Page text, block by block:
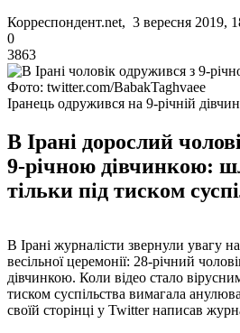
Корреспондент.net, 3 вересня 2019,
0
3863
Фото: twitter.com/BabakTaghvaee
Іранець одружився на 9-річній
В Ірані дорослий
9-річною дівчинкою:
тільки під тиском
В Ірані журналісти звернули увагу
весільної церемонії: 28-річний
дівчинкою. Коли відео стало
тиском суспільства вимагала
своїй сторінці у Twitter написав